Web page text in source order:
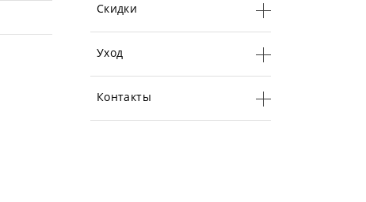
Скидки
Уход
Контакты